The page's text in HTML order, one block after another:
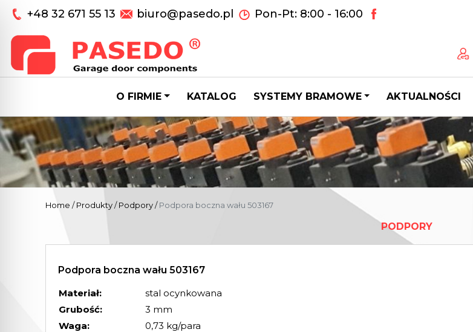
+48 32 671 55 13 biuro@pasedo.pl Pon-Pt: 8:00 - 16:00
O FIRMIE KATALOG SYSTEMY BRAMOWE AKTUALNOŚCI
Home /Produkty/Podpory/Podpora boczna wału 503167
PODPORY
Podpora boczna wału 503167
Materiał:
stal ocynkowana
Grubość:
3 mm
Waga:
0,73 kg/para